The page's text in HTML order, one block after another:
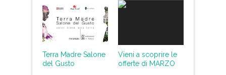
Terra Madre Salone
del Gusto
Vieni a scoprire le
offerte di MARZO